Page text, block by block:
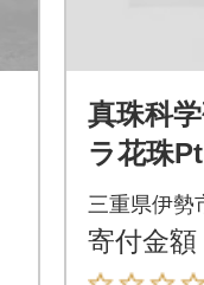
真珠科
ラ花珠
真珠
三重県伊勢
寄付金額